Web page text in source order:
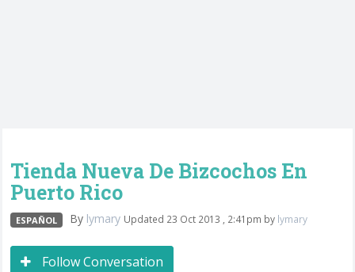
Tienda Nueva De Bizcochos En
Puerto Rico
ESPAÑOL By lymary Updated 23 Oct 2013 , 2:41pm by lymary
Follow Conversation